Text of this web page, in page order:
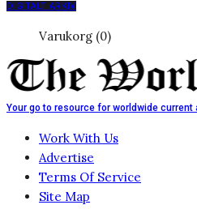
DIGITALT ARKIV
Varukorg (0)
Your go to resource for worldwide
Work With Us
Advertise
Terms Of Service
Site Map